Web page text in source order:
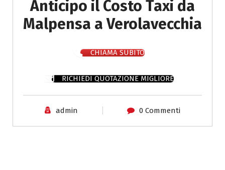
Anticipo il Costo Taxi da
Malpensa a Verolavecchia
CHIAMA SUBITO
RICHIEDI QUOTAZIONE MIGLIORE
admin 0 Commenti